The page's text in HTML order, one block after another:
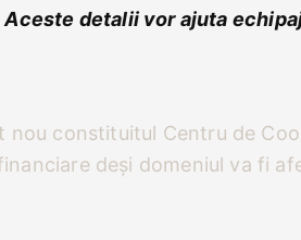
detalii vor ajuta
constituitul Centru de
deși domeniul va fi